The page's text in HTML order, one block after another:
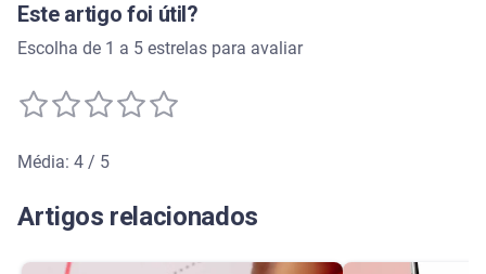
Este artigo foi útil?
Escolha de 1 a 5 estrelas para avaliar
Média: 4 / 5
Artigos relacionados